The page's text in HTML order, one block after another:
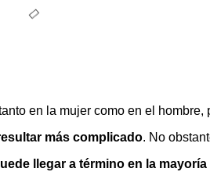
en la mujer como en el hombre,
más complicado. No
llegar a término en la